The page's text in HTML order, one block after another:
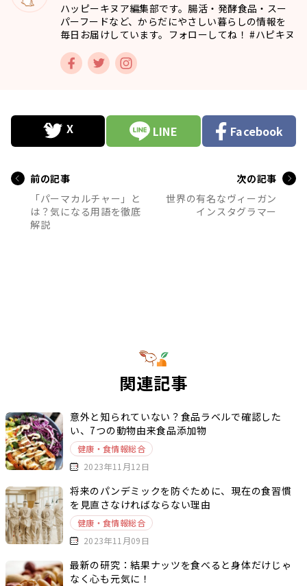
ハッピーキヌア編集部です。腸活・発酵食品・スー
パーフードなど、からだにやさしい暮らしの情報を
毎日お届けしています。フォローしてね！ #ハピキヌ
LINE Facebook
前の記事
「パーマカルチャー」と
は？気になる用語を徹底
解説
次の記事
世界の有名なヴィーガン
インスタグラマー
関連記事
意外と知られていない？食品ラベルで確認した
い、7つの動物由来食品添加物
健康・食情報総合
2023年11月12日
将来のパンデミックを防ぐために、現在の食習慣
を見直さなければならない理由
健康・食情報総合
2023年11月09日
最新の研究：結果ナッツを食べると身体だけじゃ
なく心も元気に！